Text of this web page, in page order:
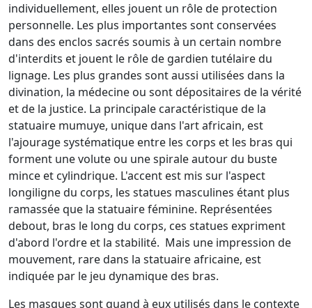
individuellement, elles jouent un rôle de protection
personnelle. Les plus importantes sont conservées
dans des enclos sacrés soumis à un certain nombre
d'interdits et jouent le rôle de gardien tutélaire du
lignage. Les plus grandes sont aussi utilisées dans la
divination, la médecine ou sont dépositaires de la vérité
et de la justice. La principale caractéristique de la
statuaire mumuye, unique dans l'art africain, est
l'ajourage systématique entre les corps et les bras qui
forment une volute ou une spirale autour du buste
mince et cylindrique. L'accent est mis sur l'aspect
longiligne du corps, les statues masculines étant plus
ramassée que la statuaire féminine. Représentées
debout, bras le long du corps, ces statues expriment
d'abord l'ordre et la stabilité. Mais une impression de
mouvement, rare dans la statuaire africaine, est
indiquée par le jeu dynamique des bras.
Les masques sont quand à eux utilisés dans le contexte